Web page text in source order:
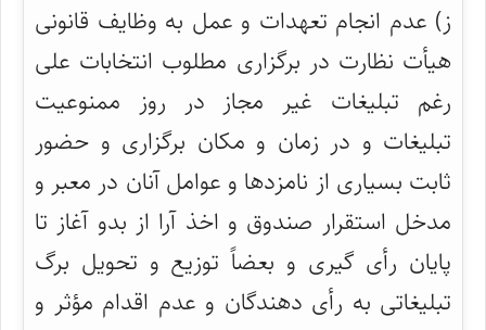
ز) عدم انجام تعهدات و عمل به وظایف قانونی
هیأت نظارت در برگزاری مطلوب انتخابات علی
رغم تبلیغات غیر مجاز در روز ممنوعیت
تبلیغات و در زمان و مکان برگزاری و حضور
ثابت بسیاری از نامزدها و عوامل آنان در معبر و
مدخل استقرار صندوق و اخذ آرا از بدو آغاز تا
پایان رأی گیری و بعضاً توزیع و تحویل برگ
تبلیغاتی به رأی دهندگان و عدم اقدام مؤثر و